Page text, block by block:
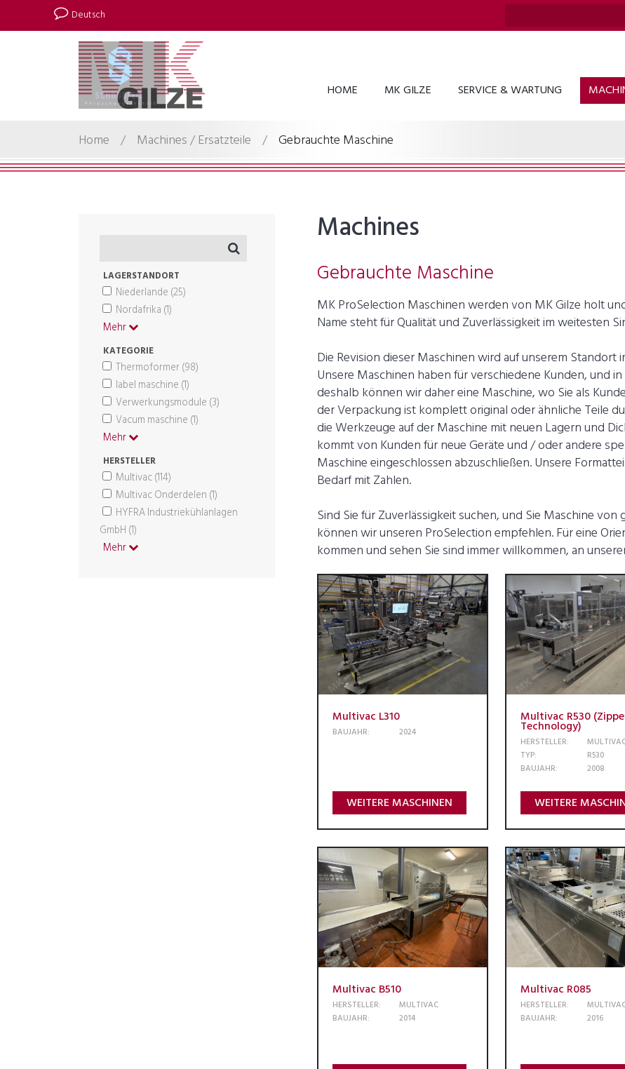
Deutsch
HOME MK GILZE SERVICE & WARTUNG
Home / Machines / Ersatzteile / Gebrauchte Maschine
LAGERSTANDORT
Niederlande (25)
Nordafrika (1)
Mehr
KATEGORIE
Thermoformer(98)
label maschine (1)
Verwerkungsmodule (3)
Vacum maschine (1)
Mehr
HERSTELLER
Multivac(114)
Multivac Onderdelen (1)
HYFRA Industriekühlanlagen
GmbH (1)
Mehr
Machines
Gebrauchte Maschine
MK ProSelection Maschinen werden von MK Gilze holt
Name steht für Qualität und Zuverlässigkeit im weitesten
Die Revision dieser Maschinen wird auf unserem
Unsere Maschinen haben für verschiedene Kunden, und
deshalb können wir daher eine Maschine, wo Sie als
der Verpackung ist komplett original oder ähnliche Teile
die Werkzeuge auf der Maschine mit neuen Lagern und
kommt von Kunden für neue Geräte und / oder andere
Maschine eingeschlossen abzuschließen. Unsere
Bedarf mit Zahlen.
Sind Sie für Zuverlässigkeit suchen, und Sie Maschine
können wir unseren ProSelection empfehlen. Für eine
kommen und sehen Sie sind immer willkommen, an
Multivac L310
BAUJAHR: 2024
WEITERE MASCHINEN
Multivac R530
Technology)
HERSTELLER:
TYP:
R530
BAUJAHR:
2008
WEITERE
Multivac B510
HERSTELLER:
MULTIVAC
BAUJAHR:
2014
Multivac R085
HERSTELLER:
BAUJAHR:
2016